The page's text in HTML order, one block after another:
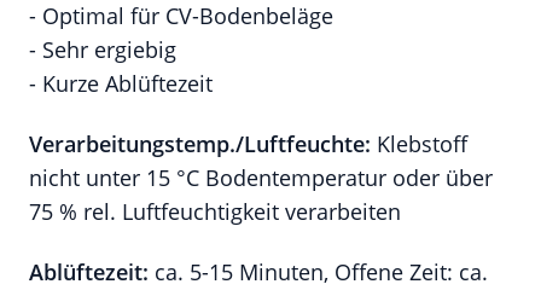
- Optimal für CV-Bodenbeläge
- Sehr ergiebig
- Kurze Ablüftezeit
Verarbeitungstemp./Luftfeuchte: Klebstoff
nicht unter 15 °C Bodentemperatur oder über
75 % rel. Luftfeuchtigkeit verarbeiten
Ablüftezeit: ca. 5-15 Minuten, Offene Zeit: ca.